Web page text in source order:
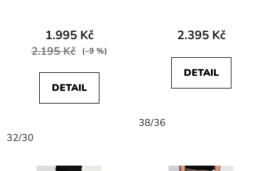
Granite
1.995 Kč
2.195 Kč (–9 %)
DETAIL
32/30
STRETCH Green Twist
2.395 Kč
DETAIL
38/36